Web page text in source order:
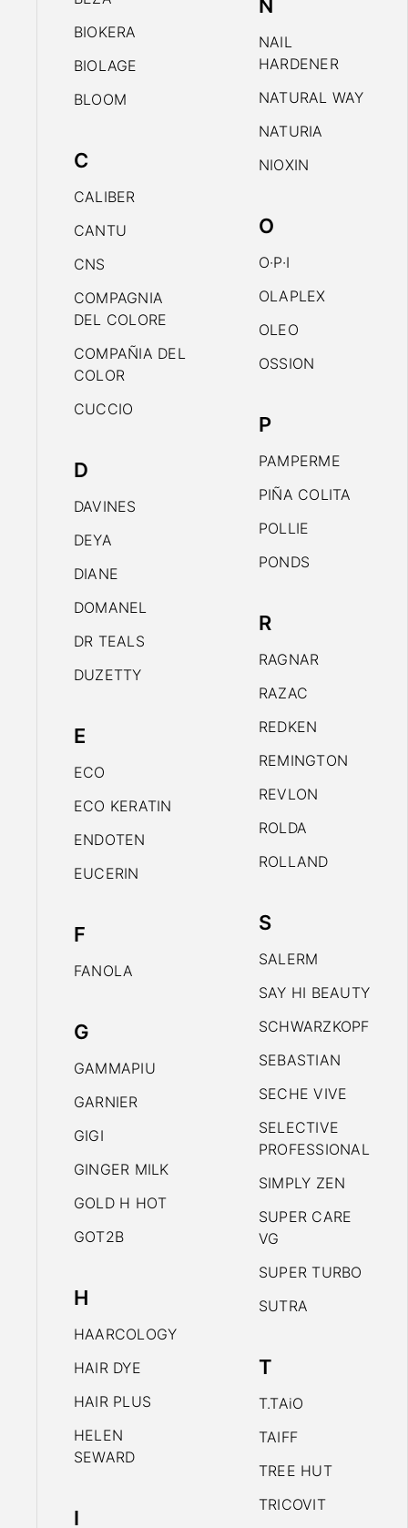
BIOKERA
BIOLAGE
BLOOM
C
CALIBER
CANTU
CNS
COMPAGNIA
DEL COLORE
COMPAÑIA DEL
COLOR
CUCCIO
D
DAVINES
DEYA
DIANE
DOMANEL
DR TEALS
DUZETTY
E
ECO
ECO KERATIN
ENDOTEN
EUCERIN
F
FANOLA
G
GAMMAPIU
GARNIER
GIGI
GINGER MILK
GOLD H HOT
GOT2B
H
HAARCOLOGY
HAIR DYE
HAIR PLUS
HELEN
SEWARD
I
N
NAIL
HARDENER
NATURAL WAY
NATURIA
NIOXIN
O
O·P·I
OLAPLEX
OLEO
OSSION
P
PAMPERME
PIÑA COLITA
POLLIE
PONDS
R
RAGNAR
RAZAC
REDKEN
REMINGTON
REVLON
ROLDA
ROLLAND
S
SALERM
SAY HI BEAUTY
SCHWARZKOPF
SEBASTIAN
SECHE VIVE
SELECTIVE
PROFESSIONAL
SIMPLY ZEN
SUPER CARE
VG
SUPER TURBO
SUTRA
T
T.TAiO
TAIFF
TREE HUT
TRICOVIT